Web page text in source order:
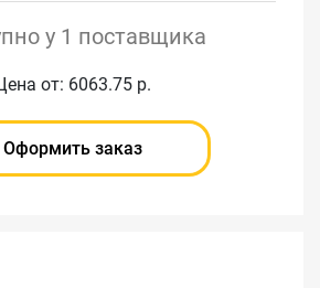
у 1 поставщика
от: 6063.75 р.
Оформить заказ